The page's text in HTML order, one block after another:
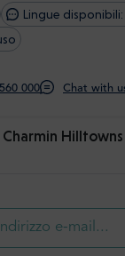
Lingue disponibili:
000 Chat with